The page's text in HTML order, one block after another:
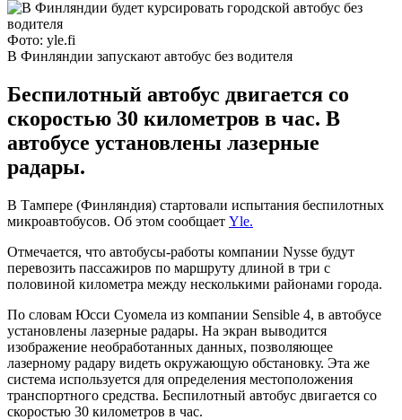
Фото: yle.fi
В Финляндии запускают автобус без водителя
Беспилотный автобус двигается со
скоростью 30 километров в час. В
автобусе установлены лазерные
радары.
В Тампере (Финляндия) стартовали испытания беспилотных
микроавтобусов. Об этом сообщает Yle.
Отмечается, что автобусы-работы компании Nysse будут
перевозить пассажиров по маршруту длиной в три с
половиной километра между несколькими районами города.
По словам Юсси Суомела из компании Sensible 4, в автобусе
установлены лазерные радары. На экран выводится
изображение необработанных данных, позволяющее
лазерному радару видеть окружающую обстановку. Эта же
система используется для определения местоположения
транспортного средства. Беспилотный автобус двигается со
скоростью 30 километров в час.